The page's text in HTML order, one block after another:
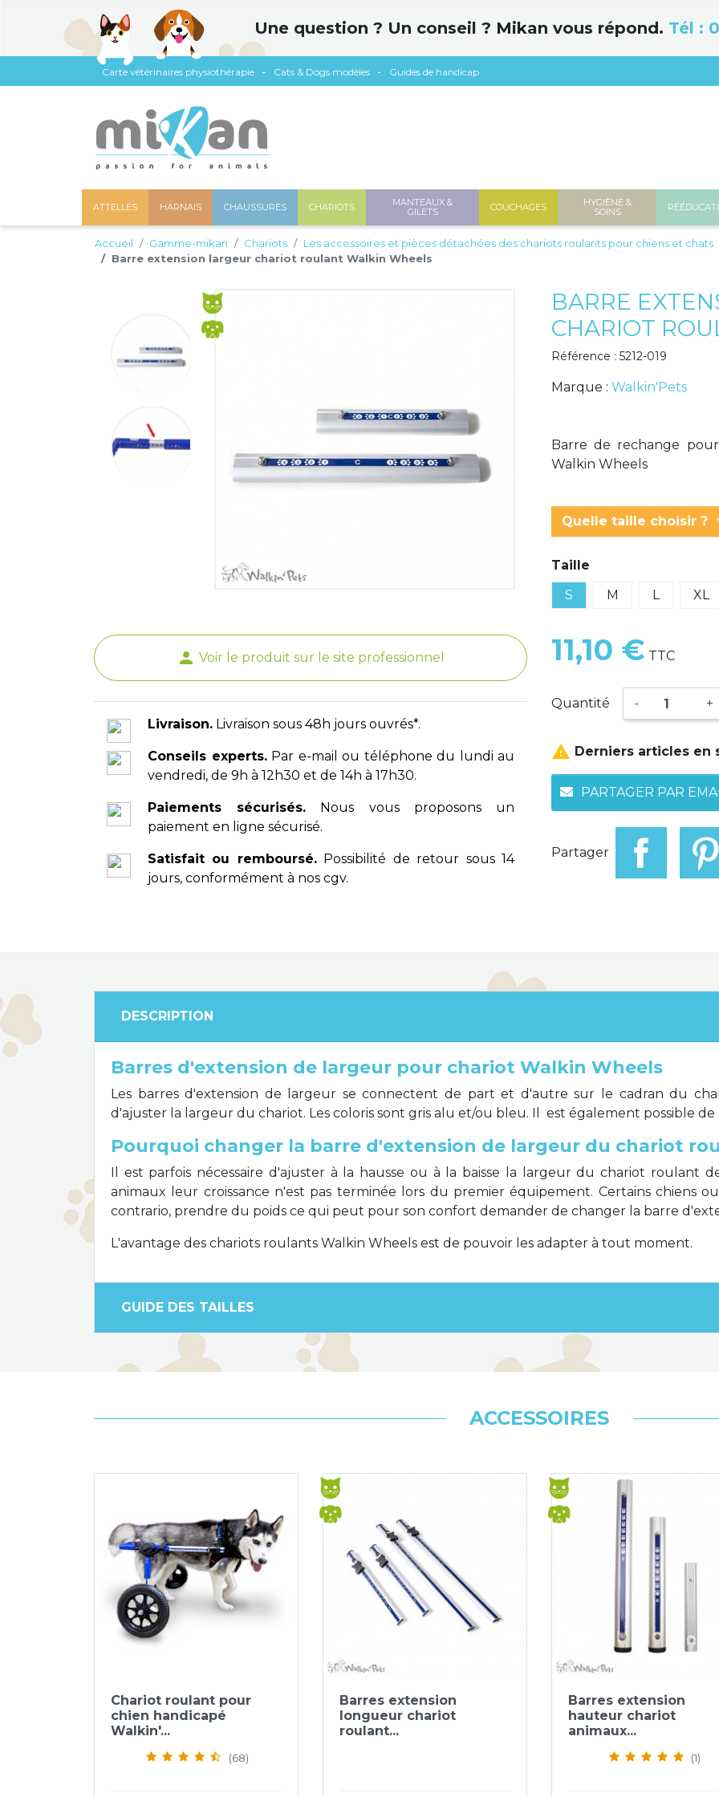
Une question ? Un conseil ? Mikan vous répond. Tél :
Carte vétérinaires physiothérapie Cats & Dogs modèles Guides de handicap
ATTELLES HARNAIS CHAUSSURES CHARIOTS
MANTEAUX &
GILETS
COUCHAGES
HYGIÈNE &
SOINS
Accueil Gamme-mikan Chariots
Les accessoires et pièces détachées des chariots roulants pour chiens et chats
Barre extension largeur chariot roulant Walkin Wheels
person Voir le produit sur le site professionnel
Livraison. Livraison sous 48h jours ouvrés*.
Conseils experts.Par e-mail ou téléphone du lundi au
vendredi, de 9h à 12h30 et de 14h à 17h30.
Paiements sécurisés. Nous vous proposons un
paiement en ligne sécurisé.
Satisfait ou remboursé.Possibilité de retour sous 14
jours, conformément à nos cgv.
BARRE
CHARIOT
Référence : 5212-019
Marque : Walkin'Pets
Barre de rechange
Walkin Wheels
Quelle taille choisir ?
Taille
S
M L XL
11,10 € TTC
Quantité - +
 Derniers articles en
PARTAGER PAR
Partager
DESCRIPTION
Barres d'extension de largeur pour chariot Walkin Wheels
Les barres d'extension de largeur se connectent de part et d'autre sur le cadran du
d'ajuster la largeur du chariot. Les coloris sont gris alu et/ou bleu. Il est également possible de
Pourquoi changer la barre d'extension de largeur du chariot
Il est parfois nécessaire d'ajuster à la hausse ou à la baisse la largeur du chariot roulant
animaux leur croissance n'est pas terminée lors du premier équipement. Certains chiens
contrario, prendre du poids ce qui peut pour son confort demander de changer la barre
L'avantage des chariots roulants Walkin Wheels est de pouvoir les adapter à tout moment.
GUIDE DES TAILLES
ACCESSOIRES
Aperçu rapide
Chariot roulant pour
chien handicapé
Walkin'...
(68)
Aperçu rapide
Barres extension
longueur chariot
roulant...
Aperçu rapide
Barres extension
hauteur chariot
animaux...
(1)
Panneau de gestion des cookies